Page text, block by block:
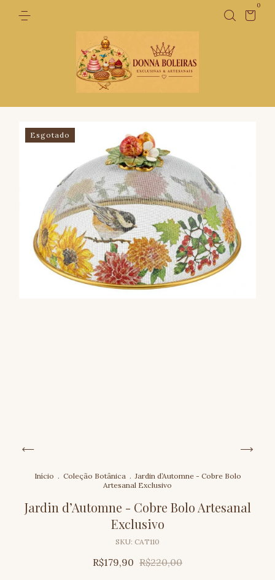
0
Esgotado
Início . Coleção Botânica . Jardin d’Automne - Cobre Bolo
Artesanal Exclusivo
Jardin d’Automne - Cobre Bolo Artesanal
Exclusivo
SKU: CAT110
R$179,90 R$220,00